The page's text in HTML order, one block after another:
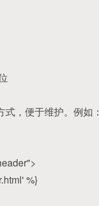
，便于维护。例如：
%}